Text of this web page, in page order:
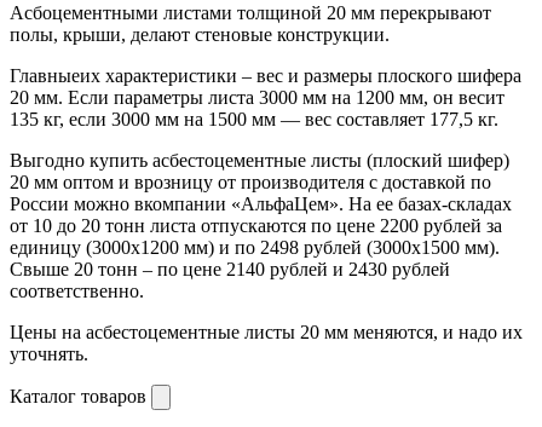
Асбоцементными листами толщиной 20 мм перекрывают
полы, крыши, делают стеновые конструкции.
Главныеих характеристики – вес и размеры плоского шифера
20 мм. Если параметры листа 3000 мм на 1200 мм, он весит
135 кг, если 3000 мм на 1500 мм — вес составляет 177,5 кг.
Выгодно купить асбестоцементные листы (плоский шифер)
20 мм оптом и врозницу от производителя с доставкой по
России можно вкомпании «АльфаЦем». На ее базах-складах
от 10 до 20 тонн листа отпускаются по цене 2200 рублей за
единицу (3000х1200 мм) и по 2498 рублей (3000х1500 мм).
Свыше 20 тонн – по цене 2140 рублей и 2430 рублей
соответственно.
Цены на асбестоцементные листы 20 мм меняются, и надо их
уточнять.
Каталог товаров